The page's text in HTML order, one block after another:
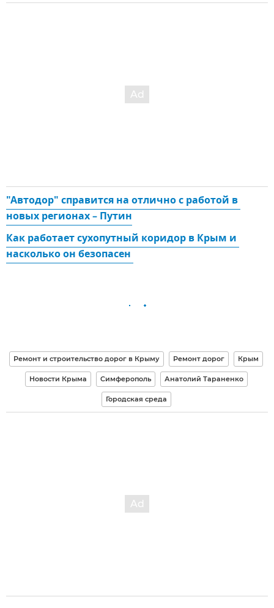
"Автодор" справится на отлично с работой в
новых регионах – Путин
Как работает сухопутный коридор в Крым и
насколько он безопасен
Ремонт и строительство дорог в Крыму Ремонт дорог Крым
Новости Крыма Симферополь Анатолий Тараненко
Городская среда